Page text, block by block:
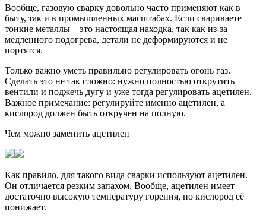
Вообще, газовую сварку довольно часто применяют как в
быту, так и в промышленных масштабах. Если свариваете
тонкие металлы – это настоящая находка, так как из-за
медленного подогрева, детали не деформируются и не
портятся.
Только важно уметь правильно регулировать огонь газ.
Сделать это не так сложно: нужно полностью открутить
вентили и поджечь дугу и уже тогда регулировать ацетилен.
Важное примечание: регулируйте именно ацетилен, а
кислород должен быть откручен на полную.
Чем можно заменить ацетилен
Как правило, для такого вида сварки используют ацетилен.
Он отличается резким запахом. Вообще, ацетилен имеет
достаточно высокую температуру горения, но кислород её
понижает.